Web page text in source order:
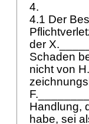
4.
4.1 Der
der
Schaden
nicht von
Handlung,
habe, sei